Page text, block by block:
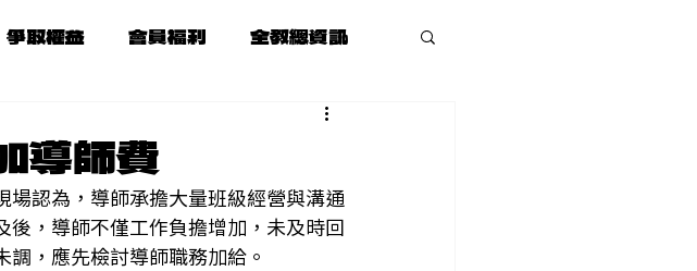
爭取權益 會員福利 全教總資訊
導師費
認為，導師承擔大量班級經營與溝通
，導師不僅工作負擔增加，未及時回
，應先檢討導師職務加給。